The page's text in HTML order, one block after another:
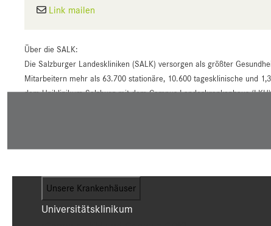
Link mailen
Über die SALK:
Die Salzburger Landeskliniken (SALK) versorgen als größter
Mitarbeitern mehr als 63.700 stationäre, 10.600 tagesklinische und
dem Uniklinikum Salzburg mit dem Campus Landeskrankenhaus
Unsere Krankenhäuser
Universitätsklinikum